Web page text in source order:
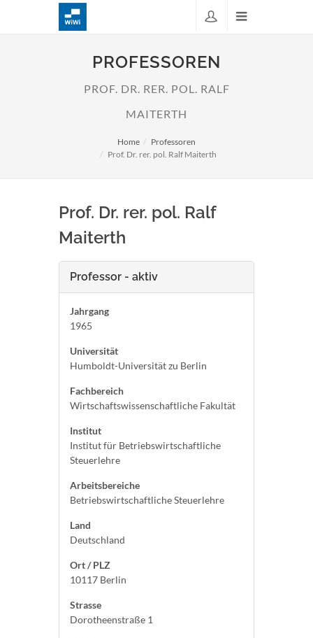
PROFESSOREN
PROF. DR. RER. POL. RALF
MAITERTH
Home
Professoren
Prof. Dr. rer. pol. Ralf Maiterth
Prof. Dr. rer. pol. Ralf
Maiterth
Professor - aktiv
Jahrgang
1965
Universität
Humboldt-Universität zu Berlin
Fachbereich
Wirtschaftswissenschaftliche Fakultät
Institut
Institut für Betriebswirtschaftliche
Steuerlehre
Arbeitsbereiche
Betriebswirtschaftliche Steuerlehre
Land
Deutschland
Ort / PLZ
10117 Berlin
Strasse
Dorotheenstraße 1